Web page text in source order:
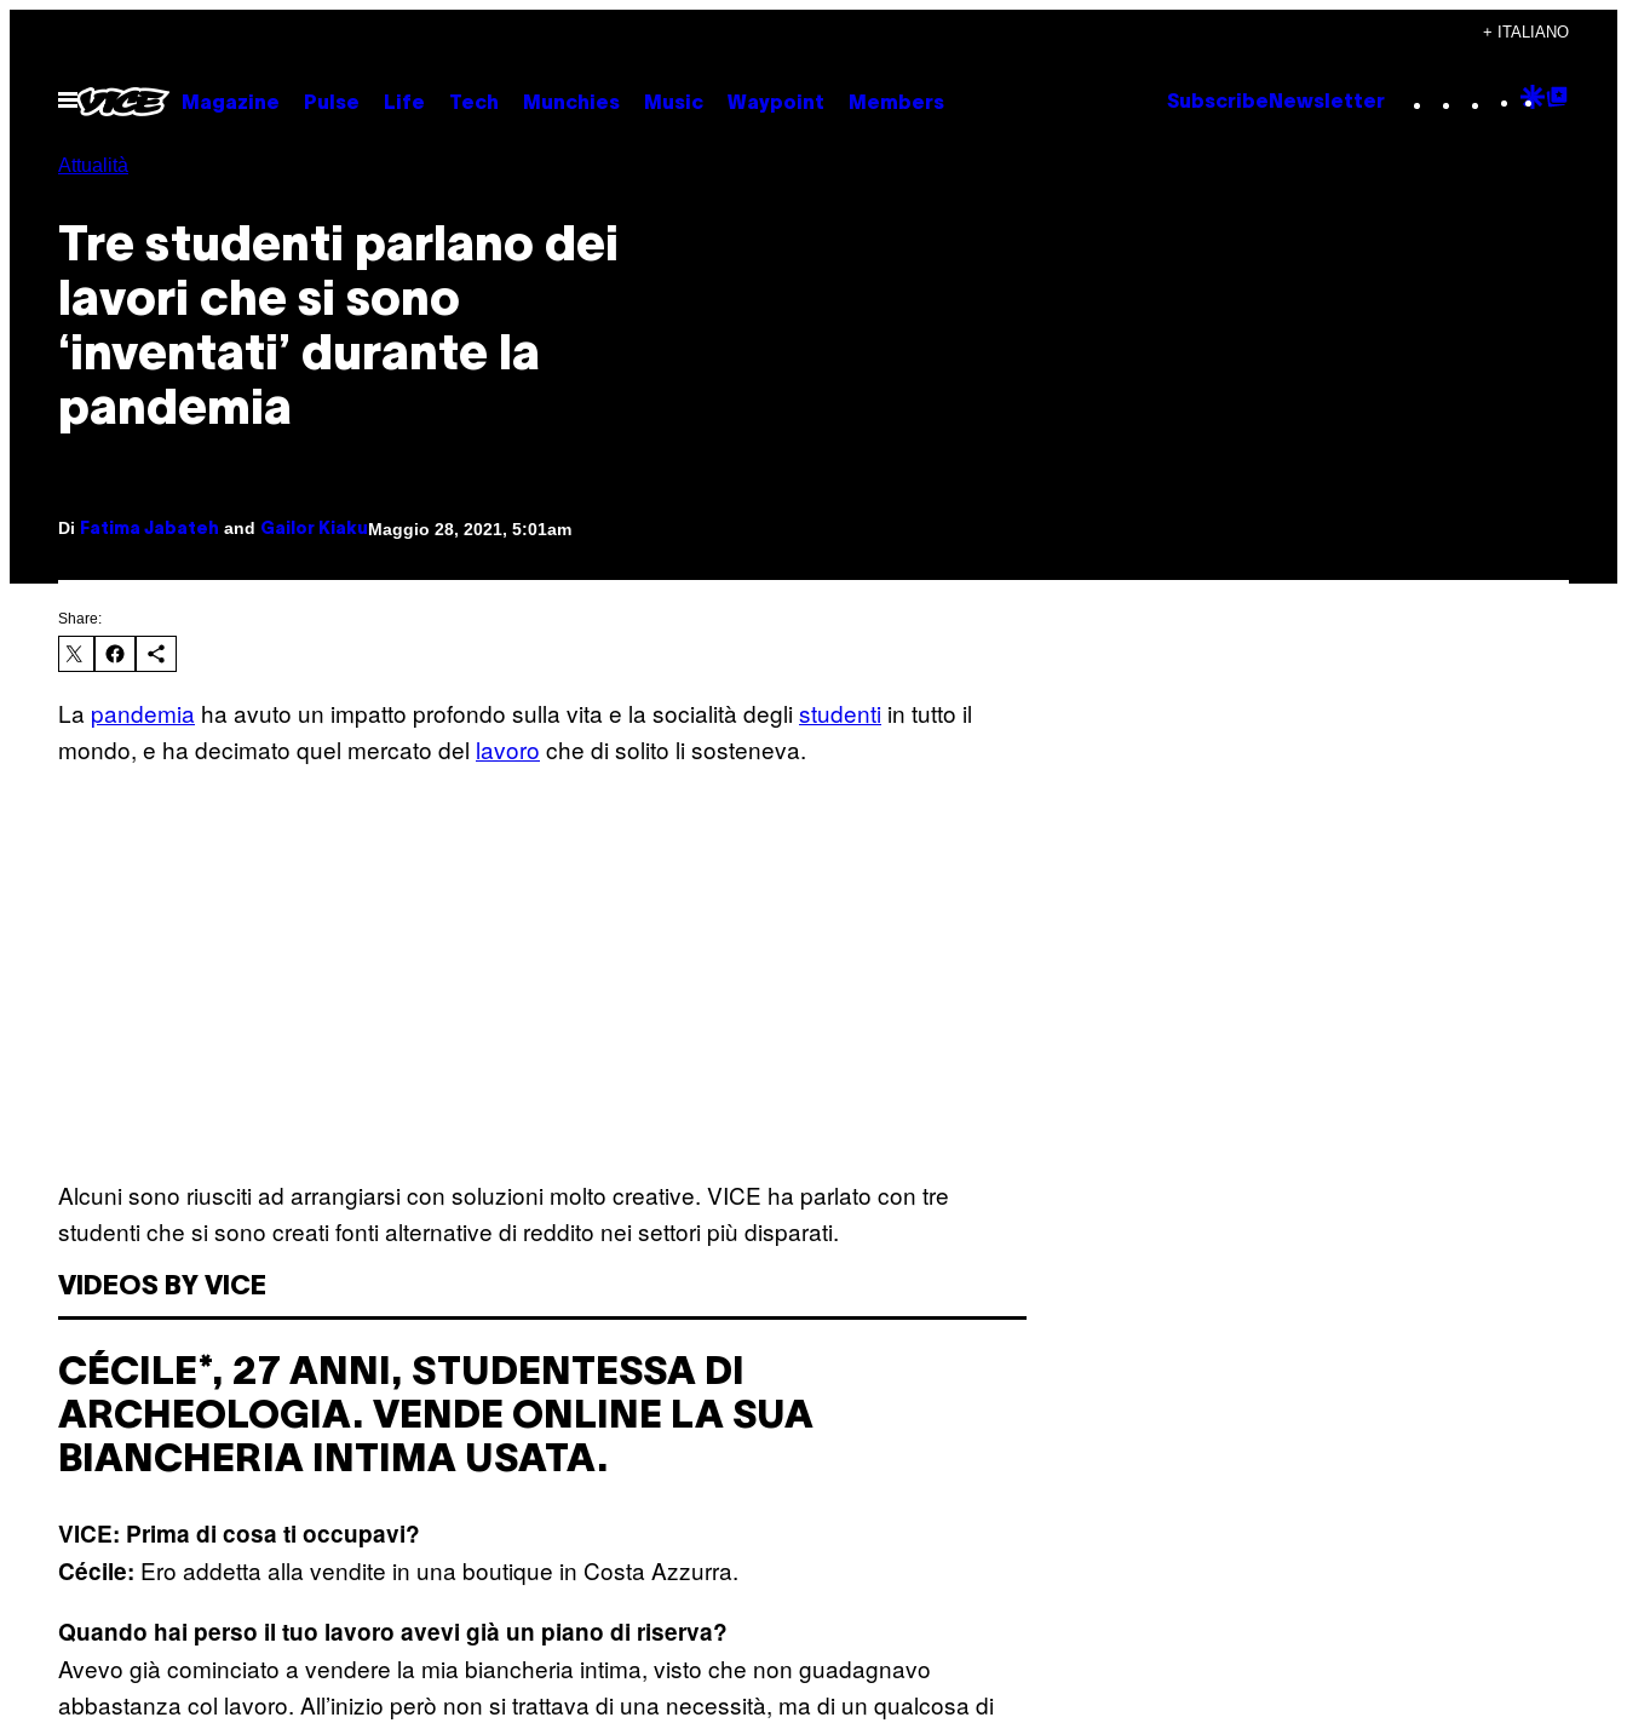
contenuto
+ ITALIANO
Apri
Magazine Pulse Life Tech Munchies Music Waypoint Members Subscribe Newsletter Instagram
TikTok
YouTube
Google
Attualità
Tre studenti parlano dei
lavori che si sono
‘inventati’ durante la
pandemia
Di Fatima Jabateh and Gailor Kiaku Maggio 28, 2021, 5:01am
Share:
La pandemia ha avuto un impatto profondo sulla vita e la socialità deglistudenti in tutto il
mondo, e ha decimato quel mercato del lavoro che di solito li sosteneva.
Alcuni sono riusciti ad arrangiarsi con soluzioni molto creative. VICE ha parlato con tre
studenti che si sono creati fonti alternative di reddito nei settori più disparati.
VIDEOS BY VICE
CÉCILE*, 27 ANNI, STUDENTESSA DI
ARCHEOLOGIA. VENDE ONLINE LA SUA
BIANCHERIA INTIMA USATA.
VICE: Prima di cosa ti occupavi?
Cécile: Ero addetta alla vendite in una boutique in Costa Azzurra.
Quando hai perso il tuo lavoro avevi già un piano di riserva?
Avevo già cominciato a vendere la mia biancheria intima, visto che non guadagnavo
abbastanza col lavoro. All’inizio però non si trattava di una necessità, ma di un qualcosa di